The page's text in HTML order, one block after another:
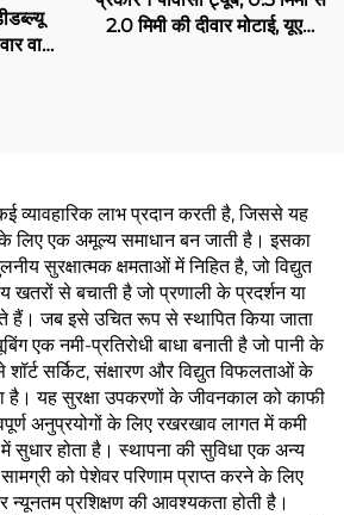
वाली
2.0 मिमी की दीवार मोटाई, यूएल
व्यावहारिक लाभ प्रदान करती है, जिससे यह
के लिए एक अमूल्य समाधान बन जाती है। इसका
सुरक्षात्मक क्षमताओं में निहित है, जो विद्युत
खतरों से बचाती है जो प्रणाली के प्रदर्शन या
हैं। जब इसे उचित रूप से स्थापित किया जाता
एक नमी-प्रतिरोधी बाधा बनाती है जो पानी के
सर्किट, संक्षारण और विद्युत विफलताओं के
है। यह सुरक्षा उपकरणों के जीवनकाल को काफी
अनुप्रयोगों के लिए रखरखाव लागत में कमी
सुधार होता है। स्थापना की सुविधा एक अन्य
को पेशेवर परिणाम प्राप्त करने के लिए
प्रशिक्षण की आवश्यकता होती है।